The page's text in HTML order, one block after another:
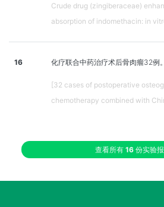
Crude drug (zingiberaceae)
absorption of indomethacin: in
16 化疗联合中药治疗术后骨肉瘤32例。
[32 cases of postoperative
chemotherapy combined with
查看所有 16 份实验